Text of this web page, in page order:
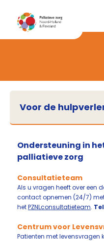
Voor de
Ondersteuning in
palliatieve zorg
Consultatieteam
Als u vragen heeft over een
contact opnemen (24/7)
hetPZNLconsultatieteam.
Centrum voor
Patienten met levensvragen